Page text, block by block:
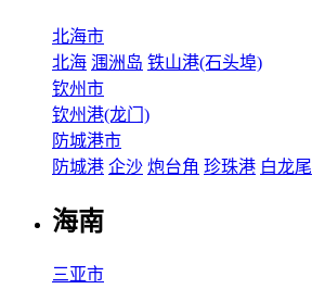
北海市
北海 涠洲岛 铁山港(石头埠)
钦州市
钦州港(龙门)
防城港市
防城港 企沙 炮台角 珍珠港 白龙尾
海南
三亚市